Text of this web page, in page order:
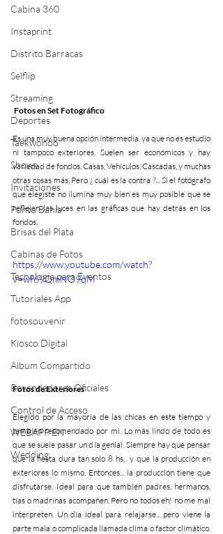
Cabina 360
Instaprint
Distrito Barracas
Selflip
Streaming
Deportes
Taekwondo
Shows
Invitaciones
Punto Bahía
Brisas del Plata
Cabinas de Fotos
Tecnología para Eventos
Tutoriales App
fotosouvenir
Kiosco Digital
Album Compartido
Revendedores Oficiales
Control de Acceso
WEBAPP EN
Wedding
Fotos en Set Fotográfico
Es una muy buena opción intermedia, ya que no es estudio
ni tampoco exteriores. Suelen ser económicos y hay
variedad de fondos. Casas, Vehículos, Cascadas, y muchas
otras cosas más. Pero ¿ cuál es la contra ?... Si el fotógrafo
que elegiste no ilumina muy bien es muy posible que se
reflejen las luces en las gráficas que hay detrás en los
fondos.
https://www.youtube.com/watch?
v=wf69QmNO9qM
Fotos de Exteriores
Elegido por la mayoría de las chicas en este tiempo y
también recomendado por mi. Lo más lindo de todo es
que se suele pasar un día genial. Siempre hay que pensar
que la fiesta dura tan solo 8 hs.  y que la producción en
exteriores lo mismo. Entonces... la producción tiene que
disfrutarse. Ideal para que también padres, hermanos,
tías o madrinas acompañen. Pero no todos eh! no me mal
interpreten. Un día ideal para relajarse... pero viene la
parte mala o complicada llamada clima o factor climático.